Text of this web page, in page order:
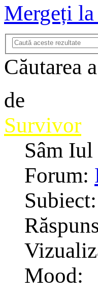
Mergeți la
Căutarea
de
Survivor
Sâm
Forum:
Subiect:
Mood: